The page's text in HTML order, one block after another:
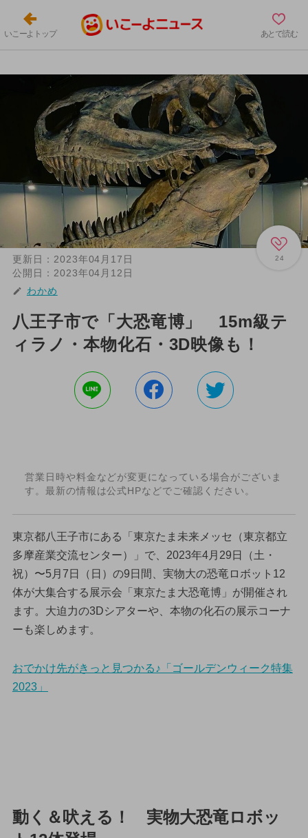
いこーよトップ あとで読む
24
更新日： 2023年04月17日
公開日： 2023年04月12日
わかめ
八王子市で「大恐竜博」 15m級テ
ィラノ・本物化石・3D映像も！
営業日時や料金などが変更になっている場合がございま
す。最新の情報は公式HPなどでご確認ください。
東京都八王子市にある「東京たま未来メッセ（東京都立
多摩産業交流センター）」で、2023年4月29日（土・
祝）〜5月7日（日）の9日間、実物大の恐竜ロボット12
体が大集合する展示会「東京たま大恐竜博」が開催され
ます。大迫力の3Dシアターや、本物の化石の展示コーナ
ーも楽しめます。
おでかけ先がきっと見つかる♪「ゴールデンウィーク特集
2023」
動く＆吠える！ 実物大恐竜ロボッ